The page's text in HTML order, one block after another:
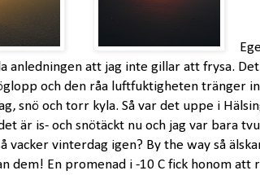
anledningen att jag inte gillar att frysa.
och den råa luftfuktigheten tränger
snö och torr kyla. Så var det uppe i
är is- och snötäckt nu och jag var bara
vinterdag igen? By the way så
dem! En promenad i -10 C fick honom att